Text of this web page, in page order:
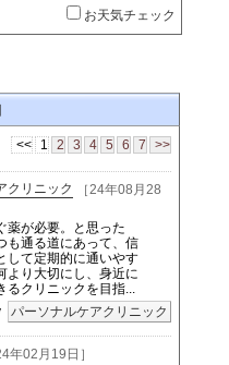
お天気チェック
<< 1 2 3 4 5 6 7 >>
クリニック
［24年08月28
薬が必要。と思った
も通る道にあって、信
して定期的に通いやす
より大切にし、身近に
るクリニックを目指...
パーソナルケアクリニック
年02月19日］